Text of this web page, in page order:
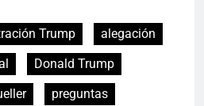
Trump
alegación
Donald Trump
preguntas